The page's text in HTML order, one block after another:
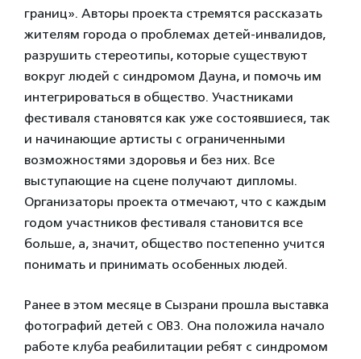
границ». Авторы проекта стремятся рассказать
жителям города о проблемах детей-инвалидов,
разрушить стереотипы, которые существуют
вокруг людей с синдромом Дауна, и помочь им
интегрироваться в общество. Участниками
фестиваля становятся как уже состоявшиеся, так
и начинающие артисты с ограниченными
возможностями здоровья и без них. Все
выступающие на сцене получают дипломы.
Организаторы проекта отмечают, что с каждым
годом участников фестиваля становится все
больше, а, значит, общество постепенно учится
понимать и принимать особенных людей.
Ранее в этом месяце в Сызрани прошла выставка
фотографий детей с ОВЗ. Она положила начало
работе клуба реабилитации ребят с синдромом